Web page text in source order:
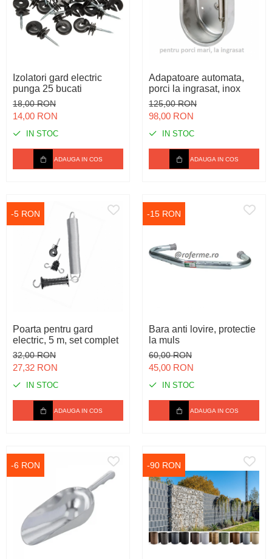
Izolatori gard electric
punga 25 bucati
18,00 RON
14,00 RON
IN STOC
ADAUGA IN COS
Adapatoare automata,
porci la ingrasat, inox
125,00 RON
98,00 RON
IN STOC
ADAUGA IN COS
-5 RON
Poarta pentru gard
electric, 5 m, set complet
32,00 RON
27,32 RON
IN STOC
ADAUGA IN COS
-15 RON
Bara anti lovire, protectie
la muls
60,00 RON
45,00 RON
IN STOC
ADAUGA IN COS
-6 RON -90 RON